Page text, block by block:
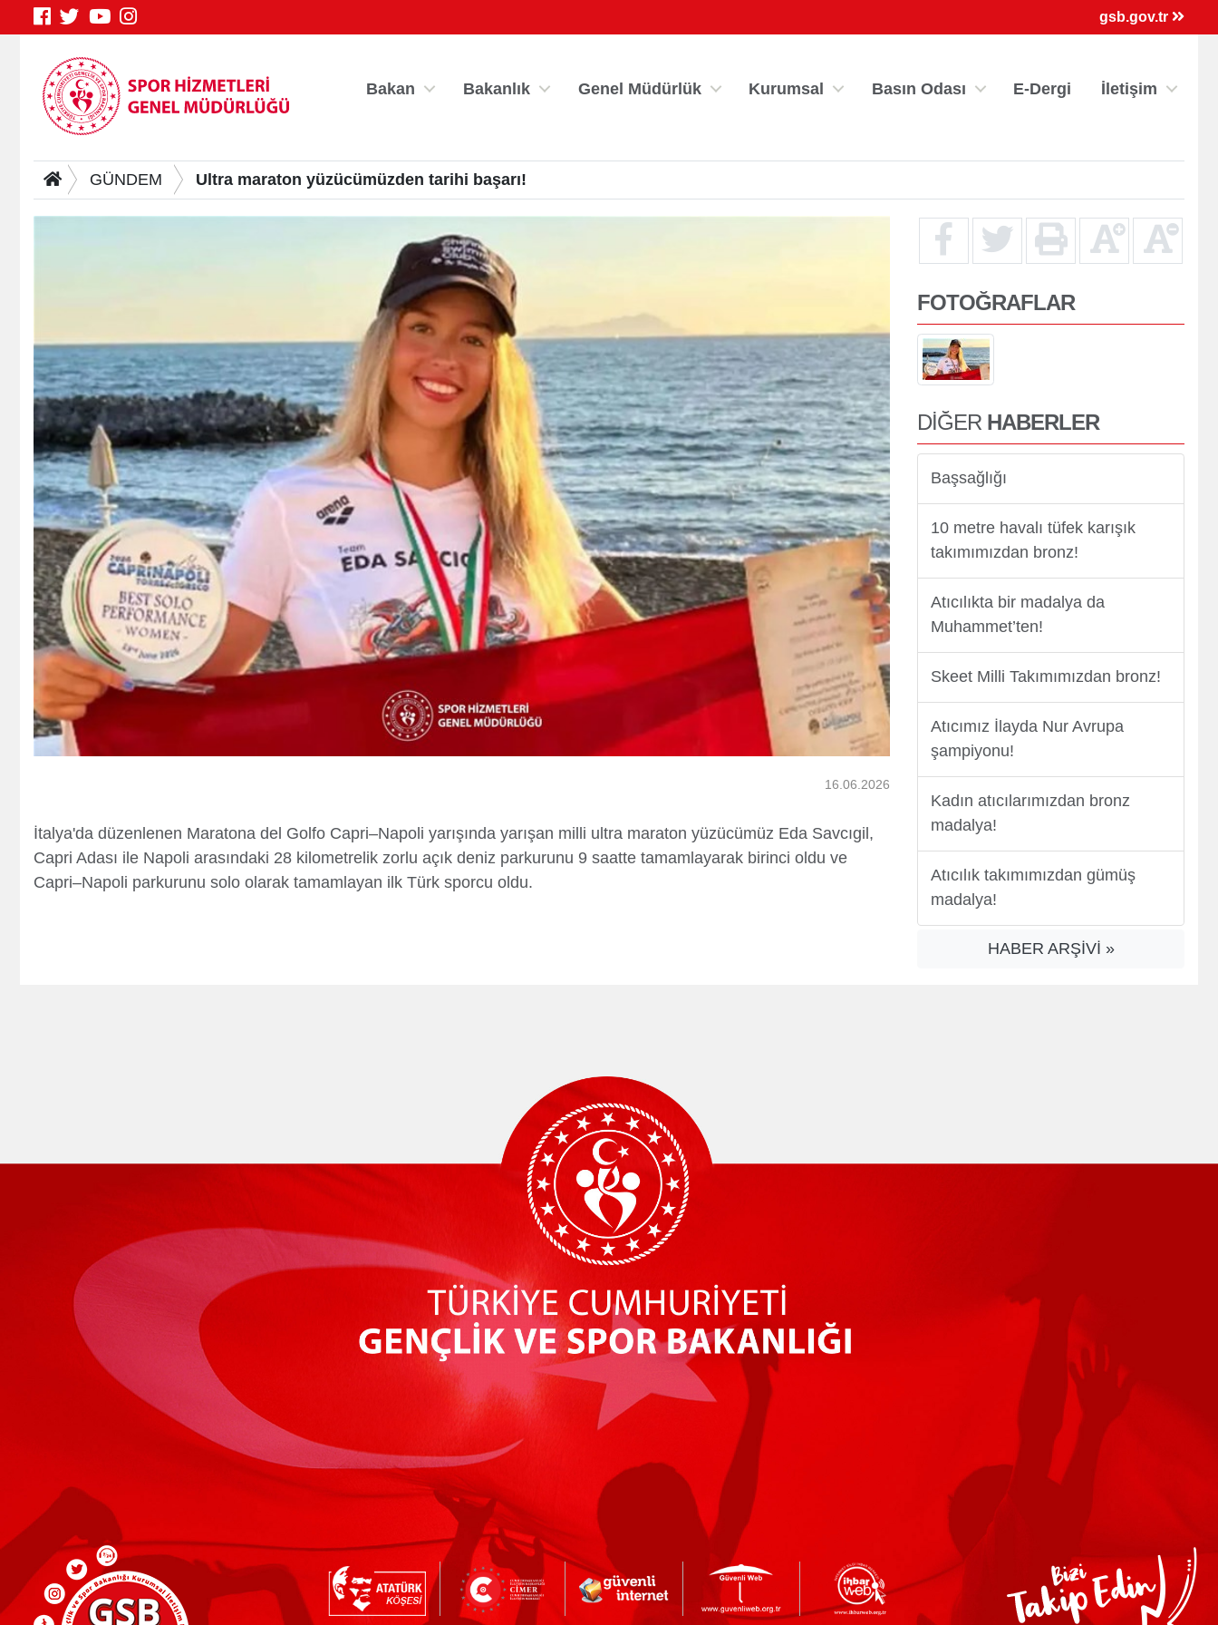
gsb.gov.tr
Bakan Bakanlık Genel Müdürlük Kurumsal Basın Odası E-Dergi İletişim
GÜNDEM Ultra maraton yüzücümüzden tarihi başarı!
16.06.2026
İtalya'da düzenlenen Maratona del Golfo Capri–Napoli yarışında yarışan milli ultra maraton yüzücümüz Eda Savcıgil,
Capri Adası ile Napoli arasındaki 28 kilometrelik zorlu açık deniz parkurunu 9 saatte tamamlayarak birinci oldu ve
Capri–Napoli parkurunu solo olarak tamamlayan ilk Türk sporcu oldu.
FOTOĞRAFLAR
DİĞER HABERLER
Başsağlığı
10 metre havalı tüfek karışık
takımımızdan bronz!
Atıcılıkta bir madalya da
Muhammet’ten!
Skeet Milli Takımımızdan bronz!
Atıcımız İlayda Nur Avrupa
şampiyonu!
Kadın atıcılarımızdan bronz
madalya!
Atıcılık takımımızdan gümüş
madalya!
HABER ARŞİVİ »
×
Spor Bilgi Sistemi Kredi/Yurt E-Ödeme
Kredi Borcu Sorgula Kredi/Bursum Yattı mı? Yurtdışı Öğrenciler